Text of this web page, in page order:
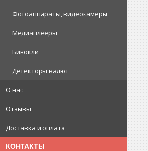
Фотоаппараты, видеокамеры
Медиаплееры
Бинокли
Детекторы валют
О нас
Отзывы
Доставка и оплата
КОНТАКТЫ